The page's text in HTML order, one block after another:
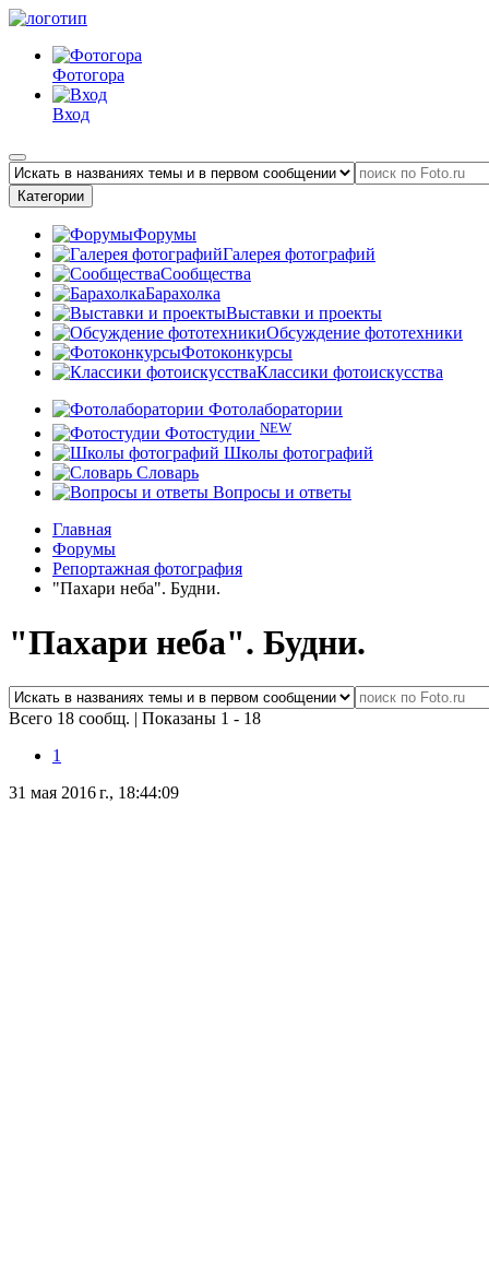
Фотогора
Вход
Категории
Форумы
Галерея фотографий
Сообщества
Барахолка
Выставки и проекты
Обсуждение фототехники
Фотоконкурсы
Классики фотоискусства
Фотолаборатории
Фотостудии NEW
Школы фотографий
Словарь
Вопросы и ответы
Главная
Форумы
Репортажная фотография
"Пахари неба". Будни.
"Пахари неба". Будни.
Всего 18 сообщ. | Показаны 1 - 18
1
31 мая 2016 г., 18:44:09